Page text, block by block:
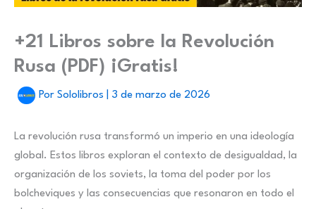
+21 Libros sobre la Revolución
Rusa (PDF) ¡Gratis!
Por Sololibros 3 de marzo de 2026
La revolución rusa transformó un imperio en una ideología
global. Estos libros exploran el contexto de desigualdad, la
organización de los soviets, la toma del poder por los
bolcheviques y las consecuencias que resonaron en todo el